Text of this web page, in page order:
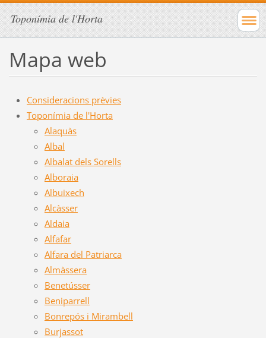
Toponímia de l'Horta
Mapa web
Consideracions prèvies
Toponímia de l'Horta
Alaquàs
Albal
Albalat dels Sorells
Alboraia
Albuixech
Alcàsser
Aldaia
Alfafar
Alfara del Patriarca
Almàssera
Benetússer
Beniparrell
Bonrepós i Mirambell
Burjassot